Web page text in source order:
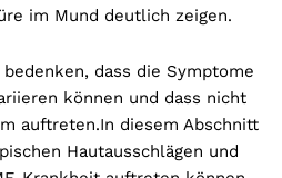
im Mund deutlich zeigen.
dass die Symptome
können und dass nicht
auftreten.In diesem Abschnitt
Hautausschlägen und